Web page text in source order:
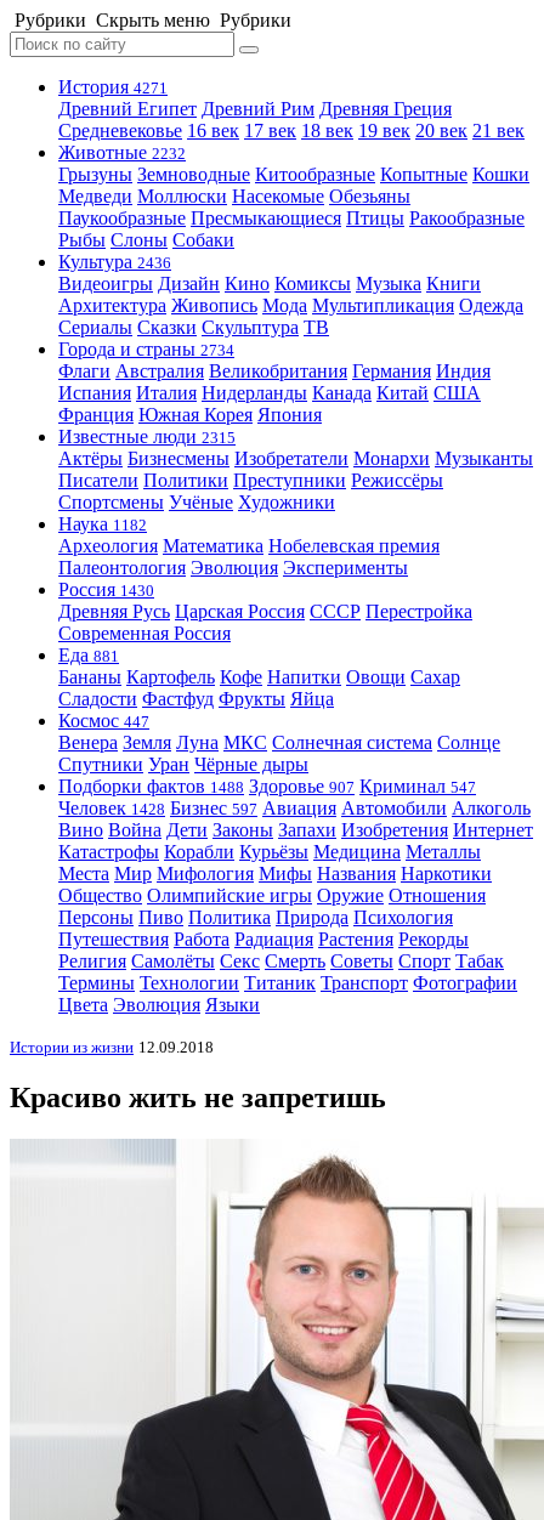
Рубрики Скрыть меню Рубрики
История 4271
Древний Египет Древний Рим Древняя Греция
Средневековье 16 век 17 век 18 век 19 век 20 век 21 век
Животные 2232
Грызуны Земноводные Китообразные Копытные Кошки
Медведи Моллюски Насекомые Обезьяны
Паукообразные Пресмыкающиеся Птицы Ракообразные
Рыбы Слоны Собаки
Культура 2436
Видеоигры Дизайн Кино Комиксы Музыка Книги
Архитектура Живопись Мода Мультипликация Одежда
Сериалы Сказки Скульптура ТВ
Города и страны 2734
Флаги Австралия Великобритания Германия Индия
Испания Италия Нидерланды Канада Китай США
Франция Южная Корея Япония
Известные люди 2315
Актёры Бизнесмены Изобретатели Монархи Музыканты
Писатели Политики Преступники Режиссёры
Спортсмены Учёные Художники
Наука 1182
Археология Математика Нобелевская премия
Палеонтология Эволюция Эксперименты
Россия 1430
Древняя Русь Царская Россия СССР Перестройка
Современная Россия
Еда 881
Бананы Картофель Кофе Напитки Овощи Сахар
Сладости Фастфуд Фрукты Яйца
Космос 447
Венера Земля Луна МКС Солнечная система Солнце
Спутники Уран Чёрные дыры
Подборки фактов 1488 Здоровье 907 Криминал 547
Человек 1428 Бизнес 597 Авиация Автомобили Алкоголь
Вино Война Дети Законы Запахи Изобретения Интернет
Катастрофы Корабли Курьёзы Медицина Металлы
Места Мир Мифология Мифы Названия Наркотики
Общество Олимпийские игры Оружие Отношения
Персоны Пиво Политика Природа Психология
Путешествия Работа Радиация Растения Рекорды
Религия Самолёты Секс Смерть Советы Спорт Табак
Термины Технологии Титаник Транспорт Фотографии
Цвета Эволюция Языки
Истории из жизни 12.09.2018
Красиво жить не запретишь